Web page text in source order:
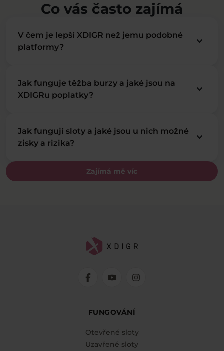
Co vás často zajímá
Zajímá mě víc
V čem je lepší XDIGR než jemu podobné
platformy?
keyboard_arrow_down
Jak funguje těžba burzy a jaké jsou na
XDIGRu poplatky?
keyboard_arrow_down
Jak fungují sloty a jaké jsou u nich možné
zisky a rizika?
keyboard_arrow_down
FUNGOVÁNÍ
Otevřené sloty
Uzavřené sloty